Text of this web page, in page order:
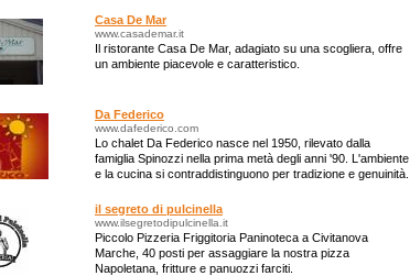
Casa De Mar
www.casademar.it
Il ristorante Casa De Mar, adagiato su una scogliera, offre
un ambiente piacevole e caratteristico.
Da Federico
www.dafederico.com
Lo chalet Da Federico nasce nel 1950, rilevato dalla
famiglia Spinozzi nella prima metà degli anni '90. L'ambiente
e la cucina si contraddistinguono per tradizione e genuinità.
il segreto di pulcinella
www.ilsegretodipulcinella.it
Piccolo Pizzeria Friggitoria Paninoteca a Civitanova
Marche, 40 posti per assaggiare la nostra pizza
Napoletana, fritture e panuozzi farciti.